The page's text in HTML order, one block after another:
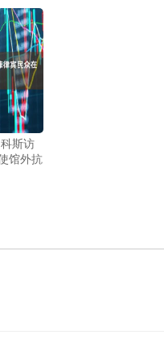
斯访
馆外抗